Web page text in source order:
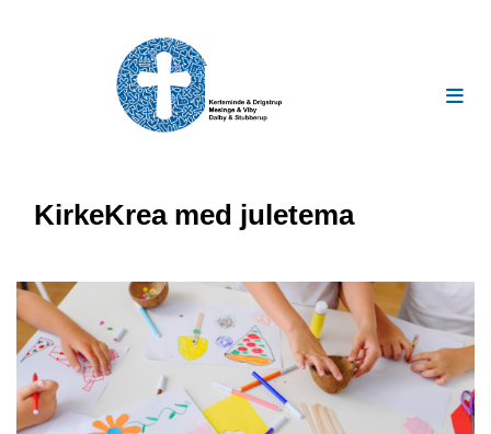
KirkeKrea med juletema